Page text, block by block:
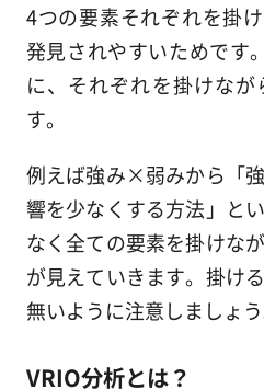
4つの要素それぞれを掛
発見されやすいためです
に、それぞれを掛けな
す。
例えば強み×弱みから「
響を少なくする方法」と
なく全ての要素を掛けな
が見えていきます。掛け
無いように注意しましょう
VRIO分析とは？